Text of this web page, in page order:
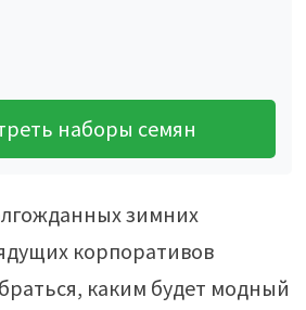
наборы семян
зимних
корпоративов
каким будет модный